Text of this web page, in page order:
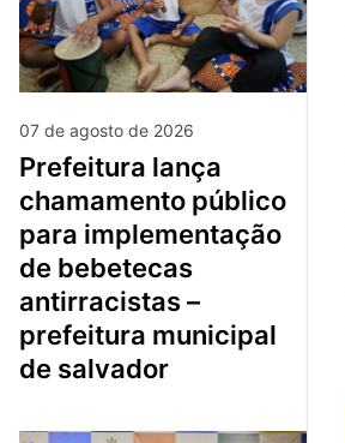
07 de agosto de 2026
prefeitura lança
chamamento público
para implementação
de bebetecas
antirracistas –
prefeitura municipal
de salvador